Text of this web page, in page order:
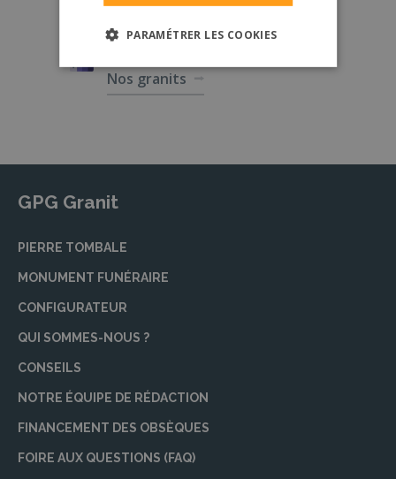
Large choix degranits et de
Nos granits
GPG Granit
PIERRE TOMBALE
MONUMENT FUNÉRAIRE
CONFIGURATEUR
QUI SOMMES-NOUS ?
CONSEILS
NOTRE ÉQUIPE DE RÉDACTION
FINANCEMENT DES OBSÈQUES
FOIRE AUX QUESTIONS (FAQ)
PARAMÉTRER LES COOKIES